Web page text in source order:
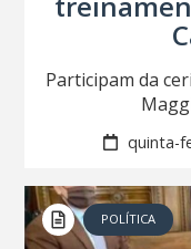
Participam da
quinta-
POLÍTICA